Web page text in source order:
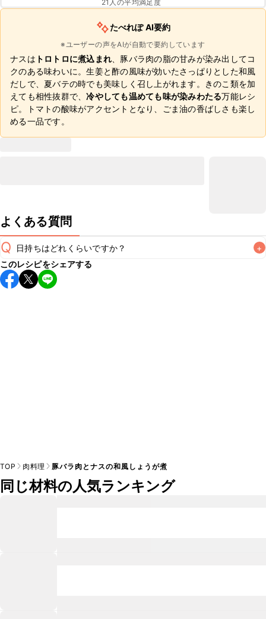
21 人の平均満足度
たべれぽ AI要約
※ユーザーの声をAIが自動で要約しています
ナスは トロトロに煮込まれ 、豚バラ肉の脂の甘みが染み出してコ
クのある味わいに。生姜と酢の風味が効いたさっぱりとした和風
だしで、夏バテの時でも美味しく召し上がれます。きのこ類を加
えても相性抜群で、冷やしても温めても味が染みわたる万能レシ
ピ。トマトの酸味がアクセントとなり、ごま油の香ばしさも楽し
める一品です。
よくある質問
Q 日持ちはどれくらいですか？ +
保存期間は冷蔵で翌日中が目安です。なるべくお早めにお召
し上がりください。
このレシピをシェアする
TOP 肉料理 豚バラ肉とナスの和風しょうが煮
同じ材料の人気ランキング